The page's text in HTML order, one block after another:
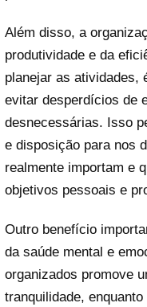
Além disso, a
produtividade e da
planejar as atividades,
evitar desperdícios de
desnecessárias. Isso
e disposição para nos
realmente importam e
objetivos pessoais e
Outro benefício
da saúde mental e
organizados promove
tranquilidade,